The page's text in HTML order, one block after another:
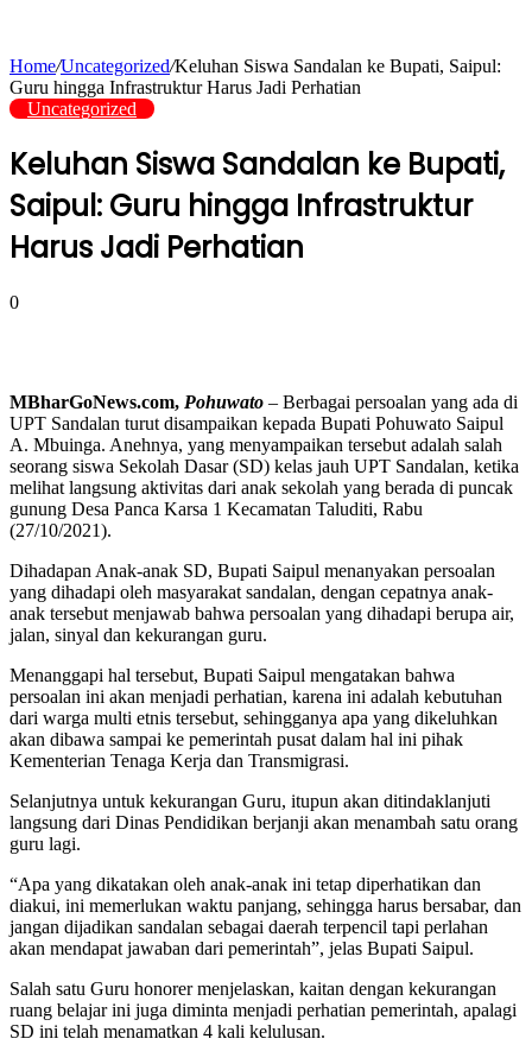
Home/Uncategorized/Keluhan Siswa Sandalan ke Bupati, Saipul:
Guru hingga Infrastruktur Harus Jadi Perhatian
Uncategorized
Keluhan Siswa Sandalan ke Bupati,
Saipul: Guru hingga Infrastruktur
Harus Jadi Perhatian
0
MBharGoNews.com, Pohuwato – Berbagai persoalan yang ada di
UPT Sandalan turut disampaikan kepada Bupati Pohuwato Saipul
A. Mbuinga. Anehnya, yang menyampaikan tersebut adalah salah
seorang siswa Sekolah Dasar (SD) kelas jauh UPT Sandalan, ketika
melihat langsung aktivitas dari anak sekolah yang berada di puncak
gunung Desa Panca Karsa 1 Kecamatan Taluditi, Rabu
(27/10/2021).
Dihadapan Anak-anak SD, Bupati Saipul menanyakan persoalan
yang dihadapi oleh masyarakat sandalan, dengan cepatnya anak-
anak tersebut menjawab bahwa persoalan yang dihadapi berupa air,
jalan, sinyal dan kekurangan guru.
Menanggapi hal tersebut, Bupati Saipul mengatakan bahwa
persoalan ini akan menjadi perhatian, karena ini adalah kebutuhan
dari warga multi etnis tersebut, sehingganya apa yang dikeluhkan
akan dibawa sampai ke pemerintah pusat dalam hal ini pihak
Kementerian Tenaga Kerja dan Transmigrasi.
Selanjutnya untuk kekurangan Guru, itupun akan ditindaklanjuti
langsung dari Dinas Pendidikan berjanji akan menambah satu orang
guru lagi.
“Apa yang dikatakan oleh anak-anak ini tetap diperhatikan dan
diakui, ini memerlukan waktu panjang, sehingga harus bersabar, dan
jangan dijadikan sandalan sebagai daerah terpencil tapi perlahan
akan mendapat jawaban dari pemerintah”, jelas Bupati Saipul.
Salah satu Guru honorer menjelaskan, kaitan dengan kekurangan
ruang belajar ini juga diminta menjadi perhatian pemerintah, apalagi
SD ini telah menamatkan 4 kali kelulusan.